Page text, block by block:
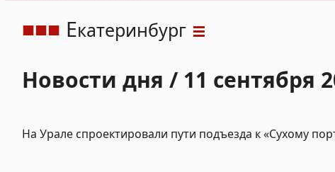
Екатеринбург
Новости дня / 11 сентября
На Урале спроектировали пути подъезда к «Сухому